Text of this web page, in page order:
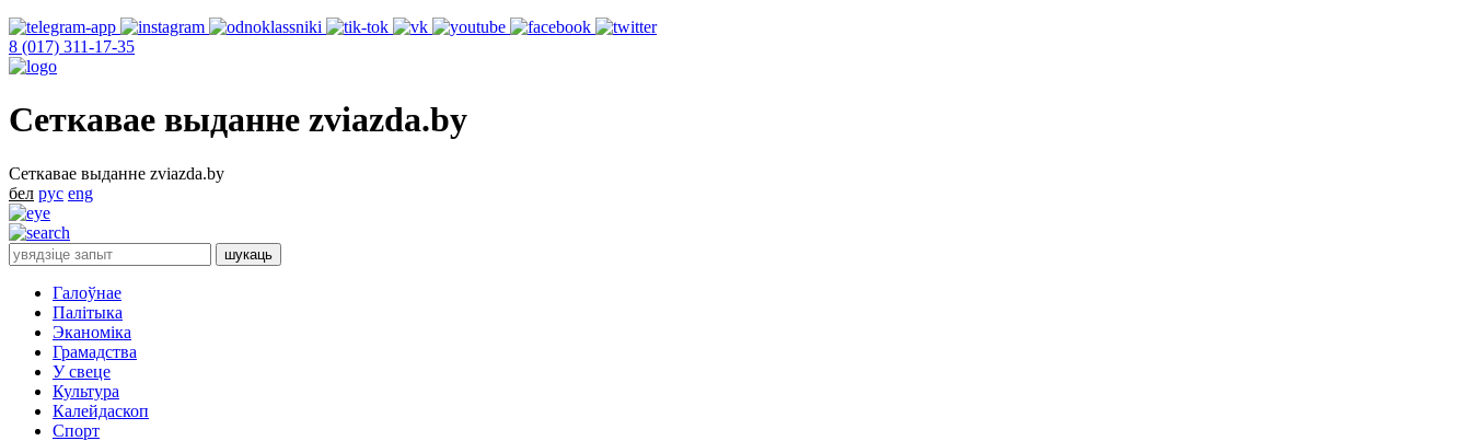
8 (017) 311-17-35
Сеткавае выданне zviazda.by
Сеткавае выданне zviazda.by
бел рус eng
Галоўнае
Палітыка
Эканоміка
Грамадства
У свеце
Культура
Калейдаскоп
Спорт